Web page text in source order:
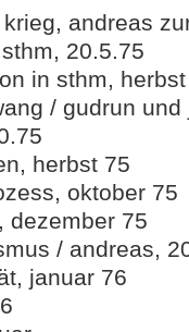
andreas
20.5.75
in sthm,
/ gudrun
herbst 75
oktober 75
dezember 75
/ andreas,
januar 76